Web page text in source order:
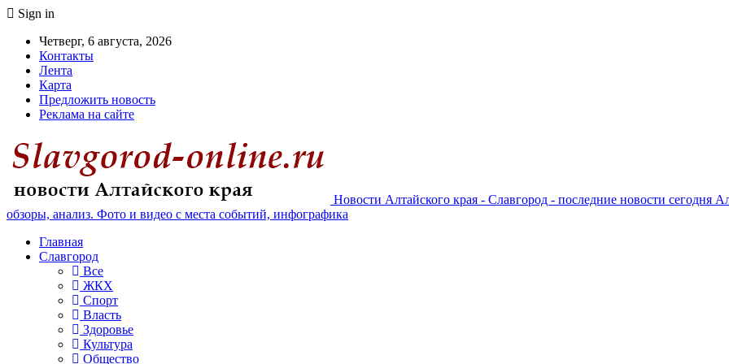
Sign in
Четверг, 6 августа, 2026
Контакты
Лента
Карта
Предложить новость
Реклама на сайте
Новости Алтайского края - Славгород - последние новости сегодня
обзоры, анализ. Фото и видео с места событий, инфографика
Главная
Славгород
Все
ЖКХ
Спорт
Власть
Здоровье
Культура
Общество